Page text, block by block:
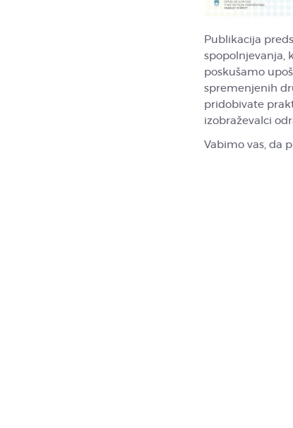
Publikacija
spopolnjevanja,
poskušamo
spremenjenih
pridobivate
izobraževalci
Vabimo vas, da